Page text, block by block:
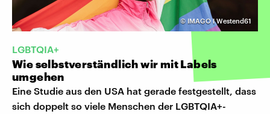
© IMAGO I Westend61
LGBTQIA+
Wie selbstverständlich wir mit Labels
umgehen
Eine Studie aus den USA hat gerade festgestellt, dass
sich doppelt so viele Menschen der LGBTQIA+-